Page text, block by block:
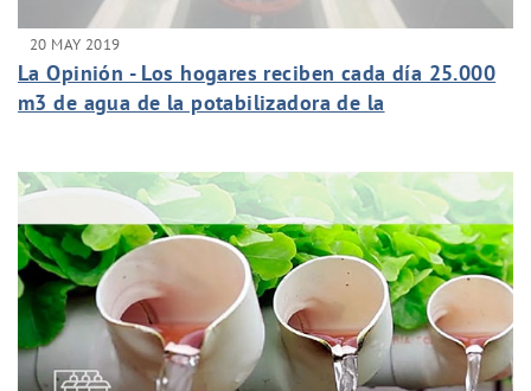
20 MAY 2019
La Opinión - Los hogares reciben cada día 25.000
m3 de agua de la potabilizadora de la